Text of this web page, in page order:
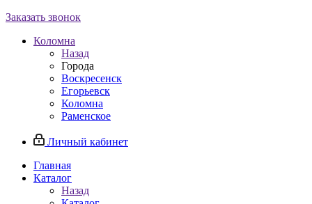
Заказать звонок
Коломна
Назад
Города
Воскресенск
Егорьевск
Коломна
Раменское
Личный кабинет
Главная
Каталог
Назад